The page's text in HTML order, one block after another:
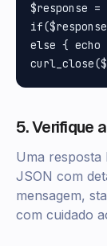
$response
else { echo
5. Verifique
Uma resposta
JSON com
mensagem,
com cuidado